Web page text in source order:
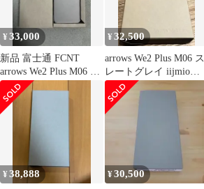
¥33,000
新品 富士通 FCNT
arrows We2 Plus M06 ス
レートグレイ
¥32,500
arrows We2 Plus M06 ス
レートグレイ iijmio版
12GB
¥38,888 ¥30,500